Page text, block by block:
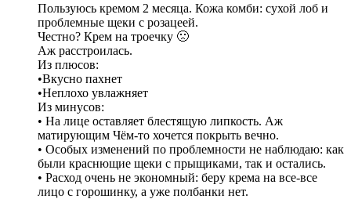
Пользуюсь кремом 2 месяца. Кожа комби: сухой лоб и
проблемные щеки с розацеей.
Честно? Крем на троечку 🙁
Аж расстроилась.
Из плюсов:
•Вкусно пахнет
•Неплохо увлажняет
Из минусов:
• На лице оставляет блестящую липкость. Аж
матирующим Чём-то хочется покрыть вечно.
• Особых изменений по проблемности не наблюдаю: как
были краснющие щеки с прыщиками, так и остались.
• Расход очень не экономный: беру крема на все-все
лицо с горошинку, а уже полбанки нет.